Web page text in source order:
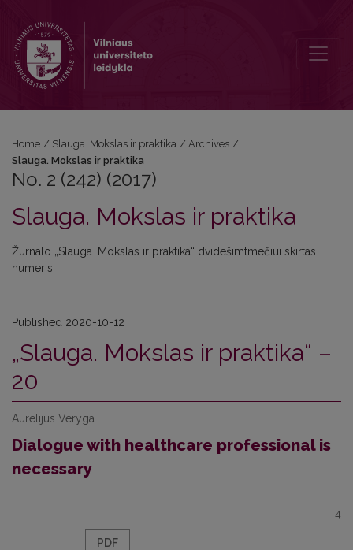
Home / Slauga. Mokslas ir praktika / Archives /
Slauga. Mokslas ir praktika
No. 2 (242) (2017)
Slauga. Mokslas ir praktika
Žurnalo „Slauga. Mokslas ir praktika“ dvidešimtmečiui skirtas
numeris
Published 2020-10-12
„Slauga. Mokslas ir praktika“ –
20
Aurelijus Veryga
Dialogue with healthcare professional is
necessary
4
PDF